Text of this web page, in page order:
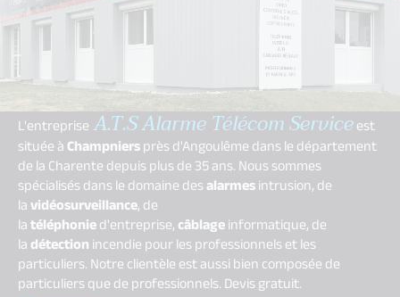
L'entrepriseA.T.S Alarme Télécom Serviceest
située àChampniersprès d'Angoulême dans le département
de la Charente depuis plus de 35 ans. Nous sommes
spécialisés dans le domaine desalarmesintrusion, de
lavidéosurveillance, de
latéléphonied'entreprise,câblageinformatique, de
ladétectionincendie pour les professionnels et les
particuliers. Notre clientèle est aussi bien composée de
particuliers que de professionnels. Devis gratuit.